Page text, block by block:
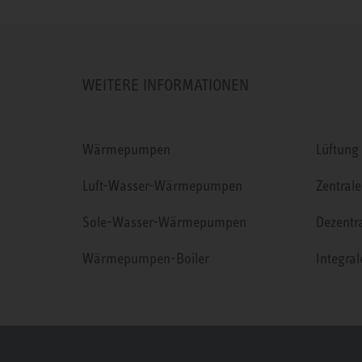
WEITERE INFORMATIONEN
Wärmepumpen
Luft-Wasser-Wärmepumpen
Sole-Wasser-Wärmepumpen
Wärmepumpen-Boiler
Lüftung